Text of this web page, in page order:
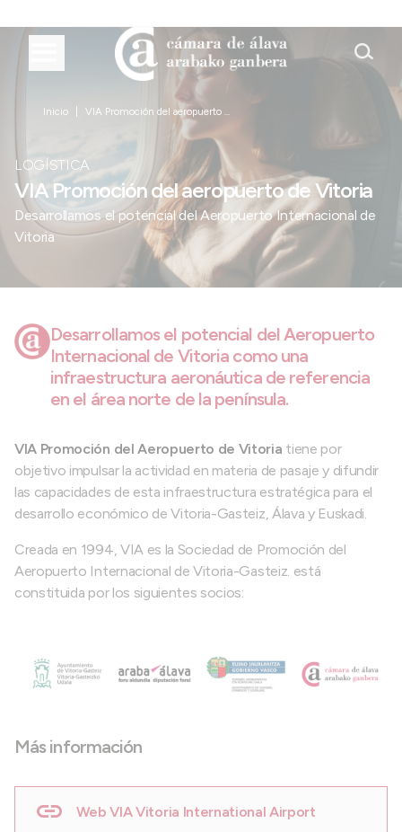
Inicio VIA Promoción del aeropuerto ...
LOGÍSTICA
VIA Promoción del aeropuerto de Vitoria
Desarrollamos el potencial del Aeropuerto Internacional de
Vitoria
Desarrollamos el potencial del Aeropuerto
Internacional de Vitoria como una
infraestructura aeronáutica de referencia
en el área norte de la península.
VIA Promoción del Aeropuerto de Vitoria tiene por
objetivo impulsar la actividad en materia de pasaje y difundir
las capacidades de esta infraestructura estratégica para el
desarrollo económico de Vitoria-Gasteiz, Álava y Euskadi.
Creada en 1994, VIA es la Sociedad de Promoción del
Aeropuerto Internacional de Vitoria-Gasteiz. está
constituida por los siguientes socios:
Más información
Web VIA Vitoria International Airport